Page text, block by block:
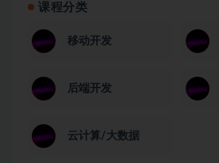
课程分类
移动开发
后端开发
云计算/大数据